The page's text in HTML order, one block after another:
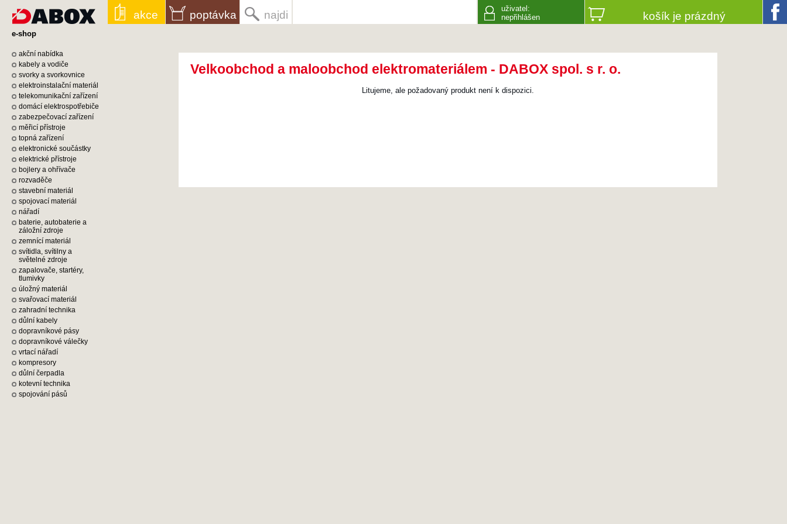
Velkoobchod a maloobchod elektromateriálem - DABOX spol. s r. o.
Litujeme, ale požadovaný produkt není k dispozici.
e-shop
akční nabídka
kabely a vodiče
svorky a svorkovnice
elektroinstalační materiál
telekomunikační zařízení
domácí elektrospotřebiče
zabezpečovací zařízení
měřicí přístroje
topná zařízení
elektronické součástky
elektrické přístroje
bojlery a ohřívače
rozvaděče
stavební materiál
spojovací materiál
nářadí
baterie, autobaterie a
záložní zdroje
zemnící materiál
svítidla, svítilny a
světelné zdroje
zapalovače, startéry,
tlumivky
úložný materiál
svařovací materiál
zahradní technika
důlní kabely
dopravníkové pásy
dopravníkové válečky
vrtací nářadí
kompresory
důlní čerpadla
kotevní technika
spojování pásů
akce poptávka najdi
uživatel:
nepřihlášen
košík je prázdný